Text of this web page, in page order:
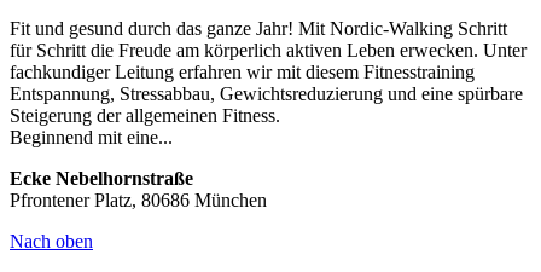
Fit und gesund durch das ganze Jahr! Mit Nordic-Walking Schritt
für Schritt die Freude am körperlich aktiven Leben erwecken. Unter
fachkundiger Leitung erfahren wir mit diesem Fitnesstraining
Entspannung, Stressabbau, Gewichtsreduzierung und eine spürbare
Steigerung der allgemeinen Fitness.
Beginnend mit eine...
Ecke Nebelhornstraße
Pfrontener Platz, 80686 München
Nach oben